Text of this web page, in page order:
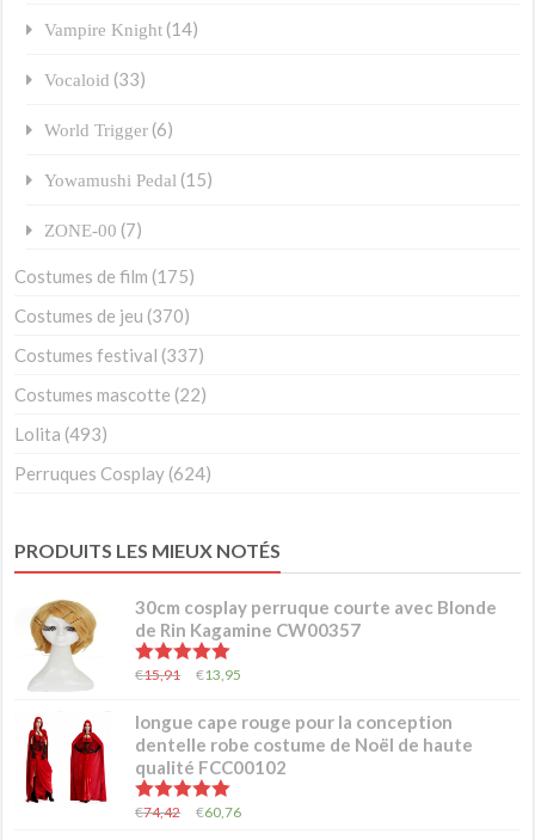
Vampire Knight (14)
Vocaloid (33)
World Trigger (6)
Yowamushi Pedal (15)
ZONE-00 (7)
Costumes de film (175)
Costumes de jeu (370)
Costumes festival (337)
Costumes mascotte (22)
Lolita (493)
Perruques Cosplay (624)
PRODUITS LES MIEUX NOTÉS
30cm cosplay perruque courte avec Blonde
de Rin Kagamine CW00357
5.00sur 5
€15,91 €13,95
longue cape rouge pour la conception
dentelle robe costume de Noël de haute
qualité FCC00102
5.00sur 5
€74,42 €60,76